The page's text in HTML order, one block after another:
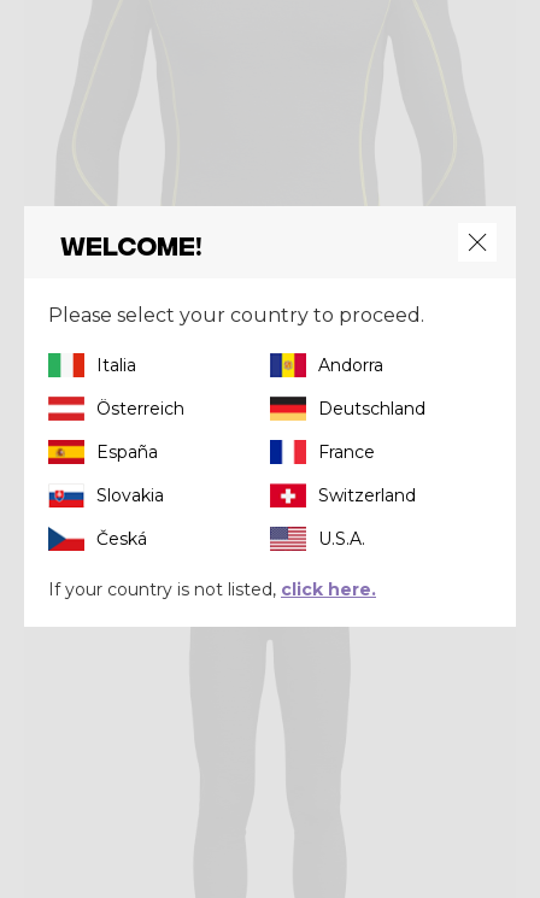
PULL FAHRENHEIT
€ 110,00
Welcome!
Please select your country to proceed.
Italia
Andorra
Österreich
Deutschland
España
France
Slovakia
Switzerland
Česká
U.S.A.
If your country is not listed, click here.